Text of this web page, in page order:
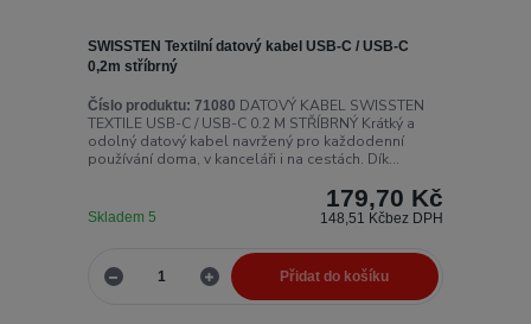
SWISSTEN Textilní datový kabel USB-C / USB-C
0,2m stříbrný
Číslo produktu: 71080 DATOVÝ KABEL SWISSTEN
TEXTILE USB-C / USB-C 0.2 M STŘÍBRNÝ Krátký a
odolný datový kabel navržený pro každodenní
používání doma, v kanceláři i na cestách. Dík...
179,70 Kč
148,51 Kčbez DPH
Skladem 5
Přidat do košíku